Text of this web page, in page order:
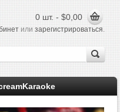
или зарегистрироваться.
0 шт. - $0,00